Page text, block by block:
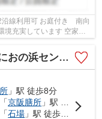
線利用可 お庭付き 南向
境充実しています 空家に
浜セントラル
」駅 徒歩8分
「京阪膳所 」駅 徒歩8分
「石場 」駅 徒歩9分